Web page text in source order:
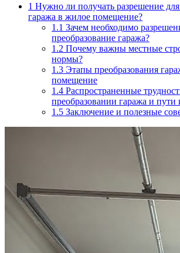
1 Нужно ли получать разрешение
гаража в жилое помещение?
1.1 Зачем необходимо
преобразование гаража?
1.2 Почему важны местные
нормы?
1.3 Этапы преобразования
помещение
1.4 Распространенные
преобразовании гаража и
1.5 Заключение и полезные